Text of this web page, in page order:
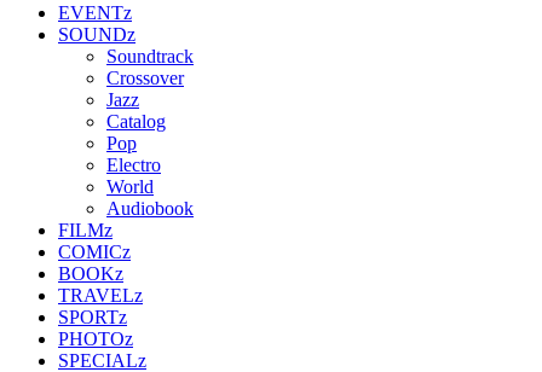
EVENTz
SOUNDz
Soundtrack
Crossover
Jazz
Catalog
Pop
Electro
World
Audiobook
FILMz
COMICz
BOOKz
TRAVELz
SPORTz
PHOTOz
SPECIALz